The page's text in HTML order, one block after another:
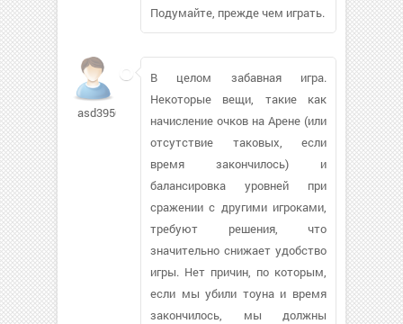
Подумайте, прежде чем играть.
asd39507
В целом забавная игра.
Некоторые вещи, такие как
начисление очков на Арене (или
отсутствие таковых, если
время закончилось) и
балансировка уровней при
сражении с другими игроками,
требуют решения, что
значительно снижает удобство
игры. Нет причин, по которым,
если мы убили тоуна и время
закончилось, мы должны